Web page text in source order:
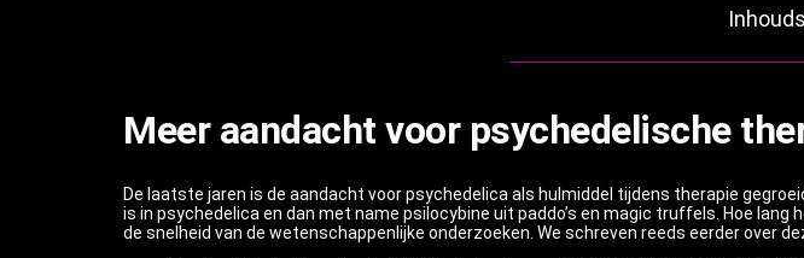
Meer aandacht voor psychedelische
De laatste jaren is de aandacht voor psychedelica als hulmiddel tijdens therapie
is in psychedelica en dan met name psilocybine uit paddo’s en magic truffels. Hoe
de snelheid van de wetenschappenlijke onderzoeken. We schreven reeds eerder over